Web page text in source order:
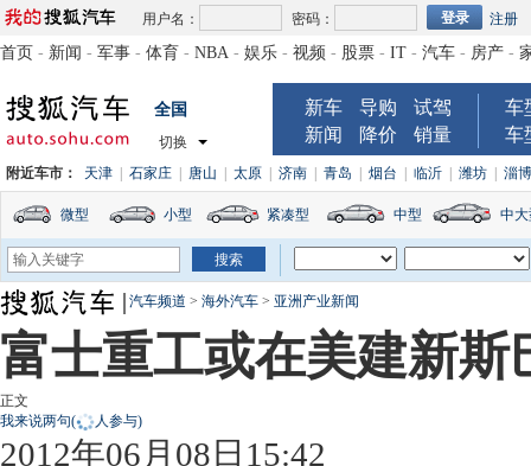
用户名： 密码： 注册
首页 - 新闻 - 军事 - 体育 - NBA - 娱乐 - 视频 - 股票 - IT - 汽车 - 房产 -
全国
切换
新车 导购
试驾
新闻
降价 销量
车
车
附近车市： 天津 石家庄 唐山 太原 济南 青岛 烟台 临沂 潍坊 淄博
微型 小型 紧凑型 中型 中
汽车频道 > 海外汽车 > 亚洲产业新闻
富士重工或在美建新斯
正文
我来说两句( 人参与)
2012年06月08日15:42